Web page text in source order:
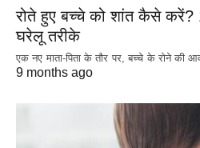
रोते हुए बच्चे को शांत कैसे
घरेलू तरीके
एक नए माता-पिता के तौर पर, बच्चे के रोने की
9 months ago